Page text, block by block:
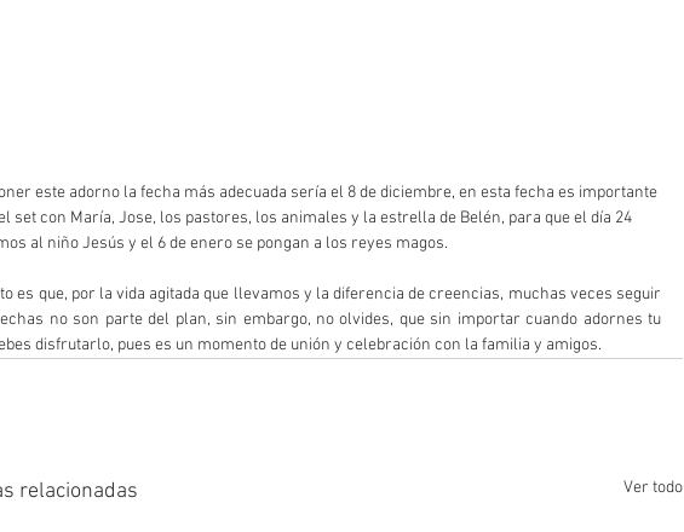
este adorno la fecha más adecuada sería el 8 de diciembre, en esta fecha es importante
set con María, Jose, los pastores, los animales y la estrella de Belén, para que el día 24
al niño Jesús y el 6 de enero se pongan a los reyes magos.
es que, por la vida agitada que llevamos y la diferencia de creencias, muchas veces seguir
no son parte del plan, sin embargo, no olvides, que sin importar cuando adornes tu
disfrutarlo, pues es un momento de unión y celebración con la familia y amigos.
relacionadas Ver todo